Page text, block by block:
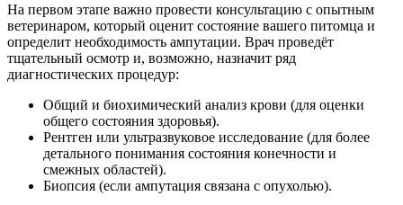
На первом этапе важно провести консультацию с опытным
ветеринаром, который оценит состояние вашего питомца и
определит необходимость ампутации. Врач проведёт
тщательный осмотр и, возможно, назначит ряд
диагностических процедур:
Общий и биохимический анализ крови (для оценки
общего состояния здоровья).
Рентген или ультразвуковое исследование (для более
детального понимания состояния конечности и
смежных областей).
Биопсия (если ампутация связана с опухолью).